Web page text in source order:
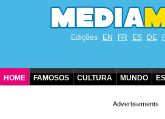
Edições EN FR ES DE
HOME FAMOSOS CULTURA MUNDO